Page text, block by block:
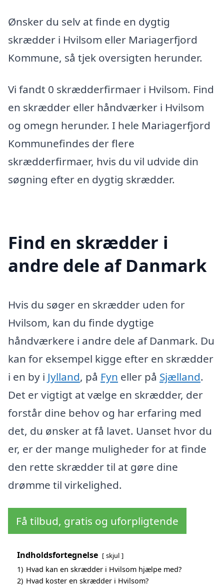
Ønsker du selv at finde en dygtig
skrædder i Hvilsom eller Mariagerfjord
Kommune, så tjek oversigten herunder.
Vi fandt 0 skrædderfirmaer i Hvilsom. Find
en skrædder eller håndværker i Hvilsom
og omegn herunder. I hele Mariagerfjord
Kommunefindes der flere
skrædderfirmaer, hvis du vil udvide din
søgning efter en dygtig skrædder.
Find en skrædder i
andre dele af Danmark
Hvis du søger en skrædder uden for
Hvilsom, kan du finde dygtige
håndværkere i andre dele af Danmark. Du
kan for eksempel kigge efter en skrædder
i en by i Jylland, på Fyn eller på Sjælland.
Det er vigtigt at vælge en skrædder, der
forstår dine behov og har erfaring med
det, du ønsker at få lavet. Uanset hvor du
er, er der mange muligheder for at finde
den rette skrædder til at gøre dine
drømme til virkelighed.
Få tilbud, gratis og uforpligtende
Indholdsfortegnelse skjul
1) Hvad kan en skrædder i Hvilsom hjælpe med?
2) Hvad koster en skrædder i Hvilsom?